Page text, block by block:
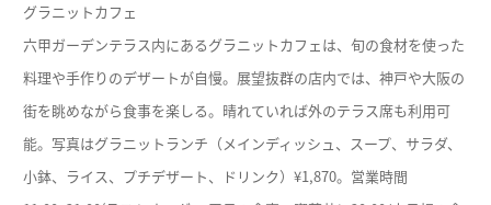
グラニットカフェ
六甲ガーデンテラス内にあるグラニットカフェは、旬の食材を使った
料理や手作りのデザートが自慢。展望抜群の店内では、神戸や大阪の
街を眺めながら食事を楽しる。晴れていれば外のテラス席も利用可
能。写真はグラニットランチ（メインディッシュ、スープ、サラダ、
小鉢、ライス、プチデザート、ドリンク）¥1,870。営業時間